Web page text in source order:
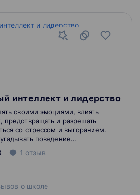
интеллект и лидерство
1 отзыв
своими эмоциями, влиять
и разрешать
со стрессом и выгоранием.
поведение
и вызывать доверие.
отношения с коллегами и
о школе